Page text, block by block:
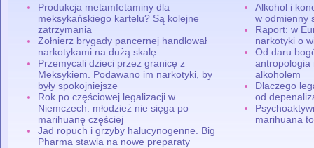
Produkcja metamfetaminy dla
meksykańskiego kartelu? Są kolejne
zatrzymania
Żołnierz brygady pancernej handlował
narkotykami na dużą skalę
Przemycali dzieci przez granicę z
Meksykiem. Podawano im narkotyki, by
były spokojniejsze
Rok po częściowej legalizacji w
Niemczech: młodzież nie sięga po
marihuanę częściej
Jad ropuch i grzyby halucynogenne. Big
Pharma stawia na nowe preparaty
Alkohol i
w odmienny
Raport: w
narkotyki o
Od daru
antropologia
alkoholem
Dlaczego
od
marihuana